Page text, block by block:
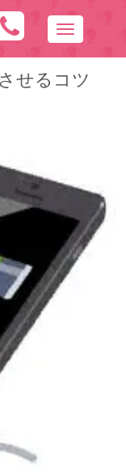
N
a
v
i
n
せるコツ